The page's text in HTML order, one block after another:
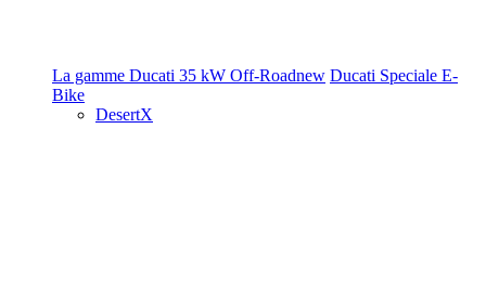
La gamme Ducati 35 kW Off-Roadnew Ducati Speciale E-
Bike
DesertX